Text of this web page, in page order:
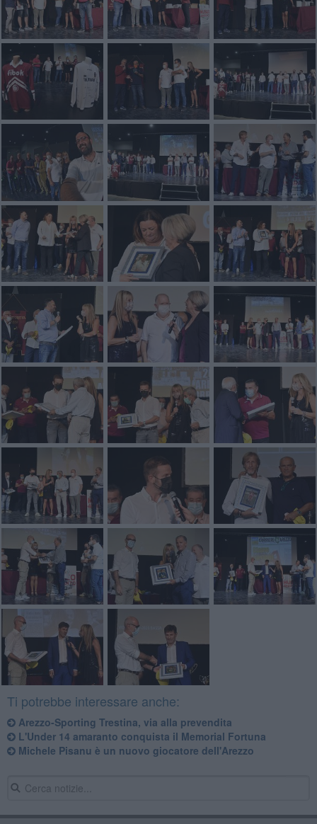
Ti potrebbe interessare anche:
Arezzo-Sporting Trestina, via alla prevendita
​L'Under 14 amaranto conquista il Memorial Fortuna
Michele Pisanu è un nuovo giocatore dell'Arezzo